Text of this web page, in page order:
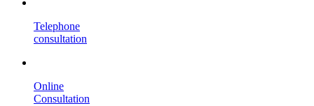
Telephone
consultation
Online
Consultation